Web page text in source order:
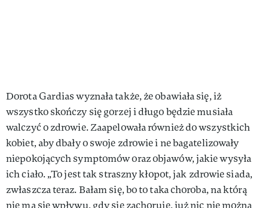
Dorota Gardias wyznała także, że obawiała się, iż
wszystko skończy się gorzej i długo będzie musiała
walczyć o zdrowie. Zaapelowała również do wszystkich
kobiet, aby dbały o swoje zdrowie i ne bagatelizowały
niepokojących symptomów oraz objawów, jakie wysyła
ich ciało. „To jest tak straszny kłopot, jak zdrowie siada,
zwłaszcza teraz. Bałam się, bo to taka choroba, na którą
nie ma się wpływu, gdy się zachoruje, już nic nie można